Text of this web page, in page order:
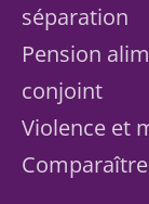
séparation
Pension
conjoint
Violence et